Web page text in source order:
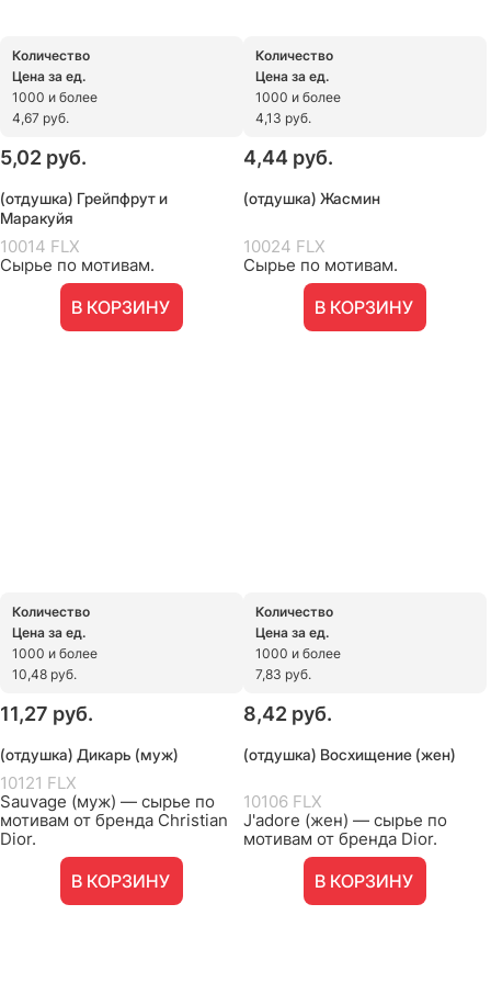
Количество
Цена за ед.
1000 и более
4,67 руб.
5,02 руб.
(отдушка) Грейпфрут и
Маракуйя
10014 FLX
Сырье по мотивам.
В КОРЗИНУ
Количество
Цена за ед.
1000 и более
4,13 руб.
4,44 руб.
(отдушка) Жасмин
10024 FLX
Сырье по мотивам.
В КОРЗИНУ
Количество
Цена за ед.
1000 и более
10,48 руб.
11,27 руб.
(отдушка) Дикарь (муж)
10121 FLX
Sauvage (муж) — сырье по
мотивам от бренда Christian
Dior.
В КОРЗИНУ
Количество
Цена за ед.
1000 и более
7,83 руб.
8,42 руб.
(отдушка) Восхищение (жен)
10106 FLX
J'adore (жен) — сырье по
мотивам от бренда Dior.
В КОРЗИНУ